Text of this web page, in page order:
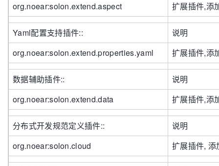
org.noear:solon.extend.aspect
扩展插件,添
Yaml配置支持插件::
说明
org.noear:solon.extend.properties.yaml
扩展插件,添
数据辅助插件::
说明
org.noear:solon.extend.data
扩展插件,添
分布式开发规范定义插件::
说明
org.noear:solon.cloud
扩展插件,